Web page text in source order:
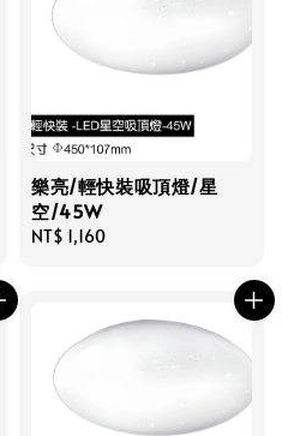
樂亮/輕快裝吸頂燈/星
空/45W
Regular
NT$ 1,160